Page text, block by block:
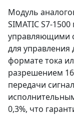
Модуль
SIMATIC S7-
управляющими
для управления
формате тока
разрешением
передачи
0,3%, что